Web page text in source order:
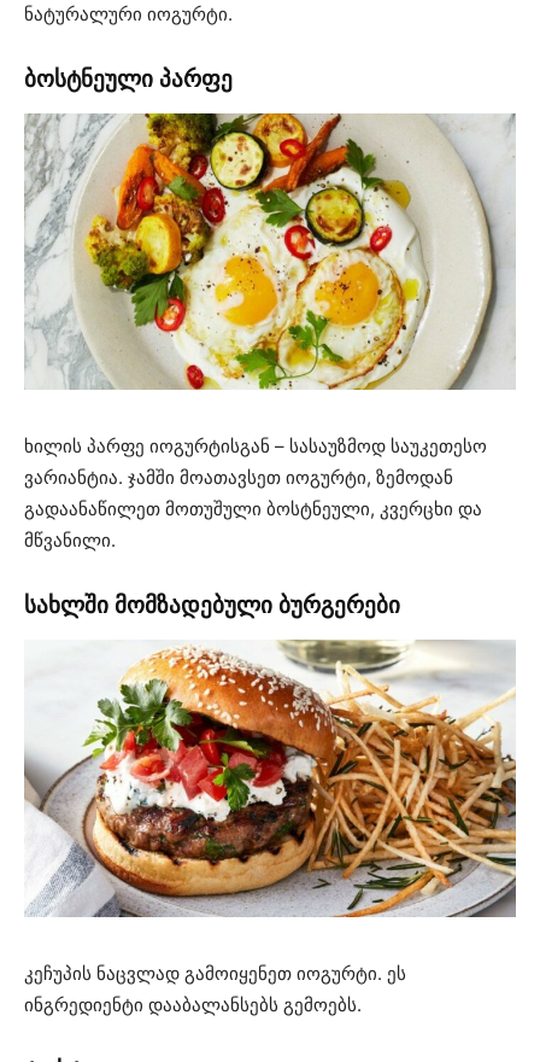
ნატურალური იოგურტი.
ბოსტნეული პარფე
ხილის პარფე იოგურტისგან – სასაუზმოდ საუკეთესო
ვარიანტია. ჯამში მოათავსეთ იოგურტი, ზემოდან
გადაანაწილეთ მოთუშული ბოსტნეული, კვერცხი და
მწვანილი.
სახლში მომზადებული ბურგერები
კეჩუპის ნაცვლად გამოიყენეთ იოგურტი. ეს
ინგრედიენტი დააბალანსებს გემოებს.